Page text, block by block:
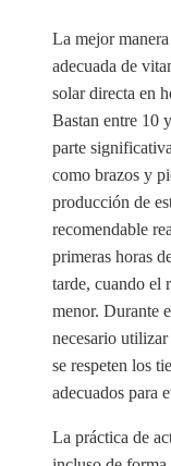
La mejor
adecuada de
solar directa en
Bastan entre 10
parte
como brazos y
producción de
recomendable
primeras horas
tarde, cuando el
menor. Durante
necesario
se respeten los
adecuados para
La práctica de